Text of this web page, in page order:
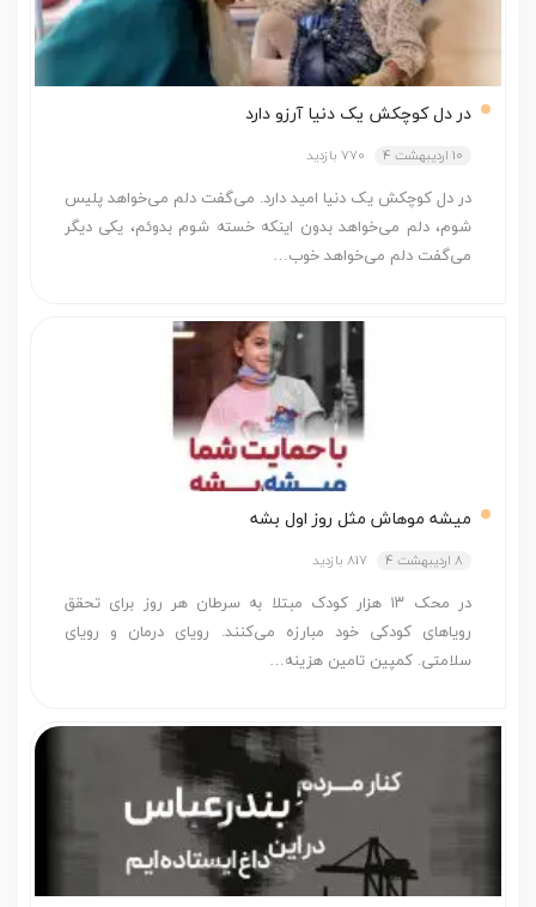
در دل کوچکش یک دنیا آرزو دارد
10 اردیبهشت 4 770 بازدید
در دل کوچکش یک دنیا امید دارد. می‌گفت دلم می‌خواهد پلیس
شوم، دلم می‌خواهد بدون اینکه خسته شوم بدوئم، یکی دیگر
می‌گفت دلم می‌خواهد خوب…
میشه موهاش مثل روز اول بشه
8 اردیبهشت 4 817 بازدید
در محک ۱۳ هزار کودک مبتلا به سرطان هر روز برای تحقق
رویاهای کودکی خود مبارزه می‌کنند. رویای درمان و رویای
سلامتی. کمپین تامین هزینه…